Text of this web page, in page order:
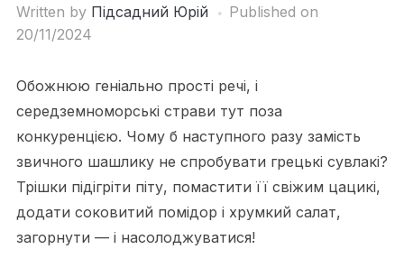
Written by Підсадний Юрій
Published on
20/11/2024
Обожнюю геніально прості речі, і
середземноморські страви тут поза
конкуренцією. Чому б наступного разу замість
звичного шашлику не спробувати грецькі сувлакі?
Трішки підігріти піту, помастити її свіжим цацикі,
додати соковитий помідор і хрумкий салат,
загорнути — і насолоджуватися!